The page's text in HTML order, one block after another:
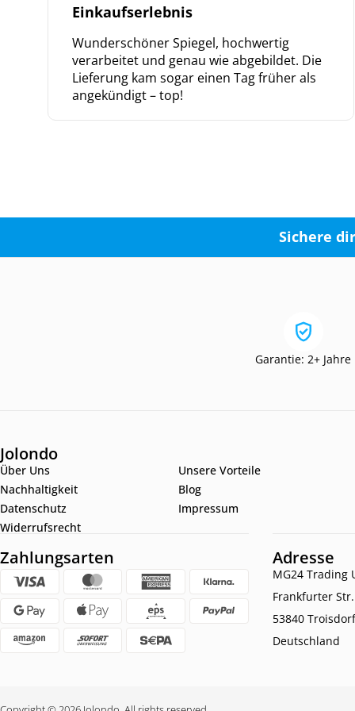
Einkaufserlebnis
Wunderschöner Spiegel, hochwertig
verarbeitet und genau wie abgebildet. Die
Lieferung kam sogar einen Tag früher als
angekündigt – top!
Sichere
Garantie: 2+ Jahre
Jolondo
Über Uns
Unsere Vorteile
Nachhaltigkeit
Blog
Datenschutz
Impressum
Widerrufsrecht
Zahlungsarten Adresse
MG24 Trading
Frankfurter
53840 Troisdorf
Deutschland